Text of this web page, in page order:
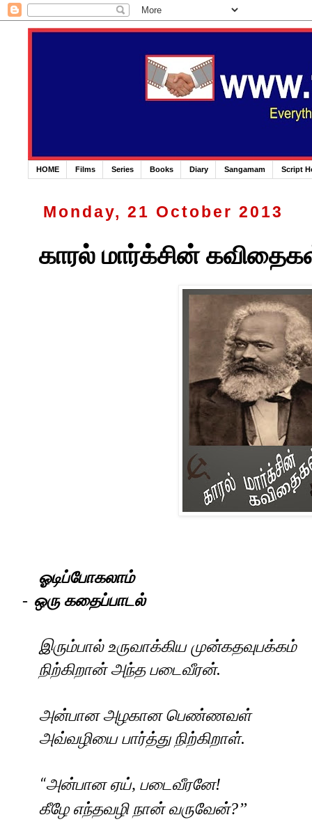
HOME Films Series Books Diary Sangamam Script
Monday, 21 October 2013
காரல் மார்க்சின்
ஓடிப்போகலாம்
- ஒருகதைப்பாடல்
இரும்பால் உருவாக்கிய முன்கதவுபக்கம்
நிற்கிறான் அந்த படைவீரன்.
அன்பான அழகான பெண்ணவள்
அவ்வழியை பார்த்து நிற்கிறாள்.
“அன்பான ஏய், படைவீரனே!
கீழே எந்தவழி நான் வருவேன்?”